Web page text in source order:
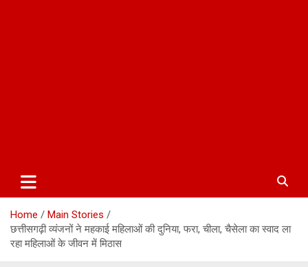
Home
Main Stories
छत्तीसगढ़ी व्यंजनों ने महकाई महिलाओं की दुनिया, फरा, चीला, चैसेला का स्वाद ला
रहा महिलाओं के जीवन में मिठास